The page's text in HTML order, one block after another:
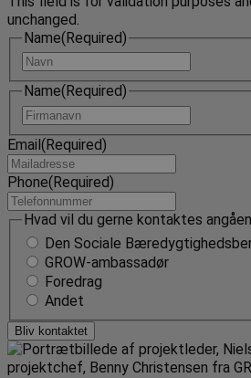
unchanged.
Name(Required)
Name(Required)
Email(Required)
Phone(Required)
Hvad vil du gerne kontaktes
Den Sociale
GROW-ambassadør
Foredrag
Andet
Bliv kontaktet